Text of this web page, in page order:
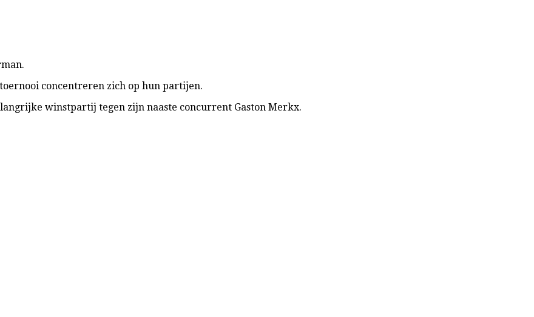
concentreren zich op hun partijen.
winstpartij tegen zijn naaste concurrent Gaston Merkx.